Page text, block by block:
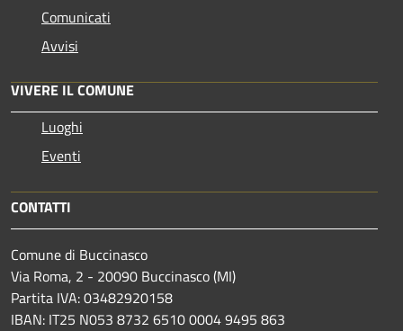
Comunicati
Avvisi
VIVERE IL COMUNE
Luoghi
Eventi
CONTATTI
Comune di Buccinasco
Via Roma, 2 - 20090 Buccinasco (MI)
Partita IVA: 03482920158
IBAN: IT25 N053 8732 6510 0004 9495 863